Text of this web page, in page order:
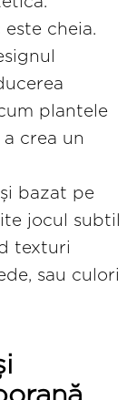
cheia.
plantele
crea un
bazat pe
jocul subtil
texturi
sau culori